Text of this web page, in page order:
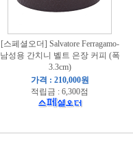
[스페셜오더] Salvatore Ferragamo-
남성용 간치니 벨트 은장 커피 (폭
3.3cm)
가격 : 210,000원
적립금 : 6,300점